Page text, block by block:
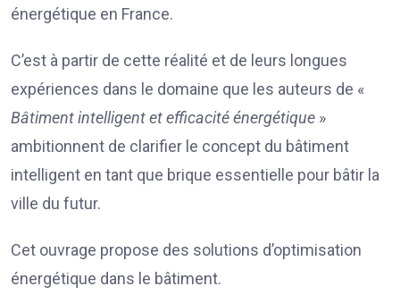
énergétique en France.
C’est à partir de cette réalité et de leurs longues
expériences dans le domaine que les auteurs de «
Bâtiment intelligent et efficacité énergétique »
ambitionnent de clarifier le concept du bâtiment
intelligent en tant que brique essentielle pour bâtir la
ville du futur.
Cet ouvrage propose des solutions d’optimisation
énergétique dans le bâtiment.